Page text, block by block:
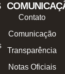
Contato
Comunicação
Transparência
Notas Oficiais